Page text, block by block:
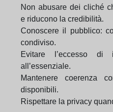
Non abusare dei cliché
e riducono la credibilità.
Conoscere il pubblico:
condiviso.
Evitare l’eccesso di
all’essenziale.
Mantenere coerenza
disponibili.
Rispettare la privacy